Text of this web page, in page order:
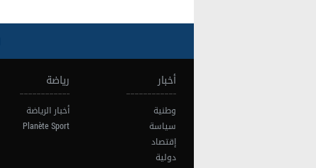
أخبار
وطنية
سياسة
إقتصاد
دولية
رياضة
أخبار الرياضة
Planète Sport